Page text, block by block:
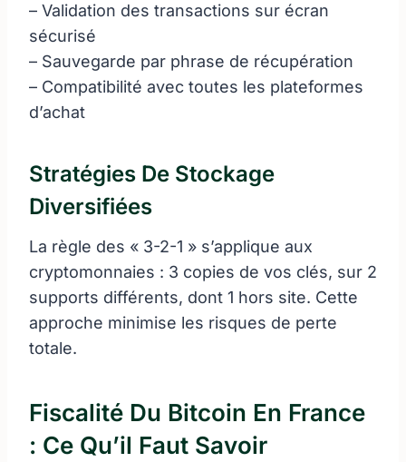
– Validation des transactions sur écran
sécurisé
– Sauvegarde par phrase de récupération
– Compatibilité avec toutes les plateformes
d’achat
Stratégies De Stockage
Diversifiées
La règle des « 3-2-1 » s’applique aux
cryptomonnaies : 3 copies de vos clés, sur 2
supports différents, dont 1 hors site. Cette
approche minimise les risques de perte
totale.
Fiscalité Du Bitcoin En France
: Ce Qu’il Faut Savoir